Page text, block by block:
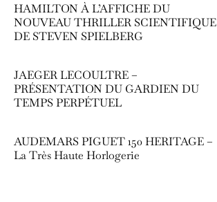
HAMILTON À L’AFFICHE DU
NOUVEAU THRILLER SCIENTIFIQUE
DE STEVEN SPIELBERG
JAEGER LECOULTRE –
PRÉSENTATION DU GARDIEN DU
TEMPS PERPÉTUEL
AUDEMARS PIGUET 150 HERITAGE –
La Très Haute Horlogerie